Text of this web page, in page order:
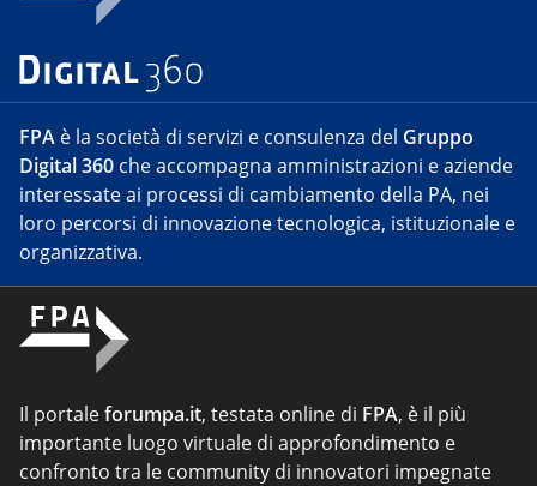
FPA è la società di servizi e consulenza del Gruppo
Digital 360 che accompagna amministrazioni e aziende
interessate ai processi di cambiamento della PA, nei
loro percorsi di innovazione tecnologica, istituzionale e
organizzativa.
Il portaleforumpa.it, testata online di FPA, è il più
importante luogo virtuale di approfondimento e
confronto tra le community di innovatori impegnate